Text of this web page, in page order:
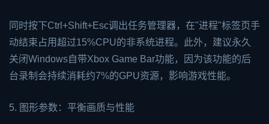
同时按下Ctrl+Shift+Esc调出任务管理器，在"进程"标签页手
动结束占用超过15%CPU的非系统进程。此外，建议永久
关闭Windows自带Xbox Game Bar功能，因为该功能的后
台录制会持续消耗约7%的GPU资源，影响游戏性能。
5. 图形参数：平衡画质与性能